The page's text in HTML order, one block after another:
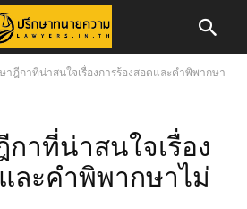
าฎีกาที่น่าสนใจเรื่องการร้องสอดและคำพิพากษา
าที่น่าสนใจเรื่อง
ละคำพิพากษาไม่